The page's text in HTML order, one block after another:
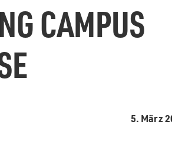
CAMPUS
5. März